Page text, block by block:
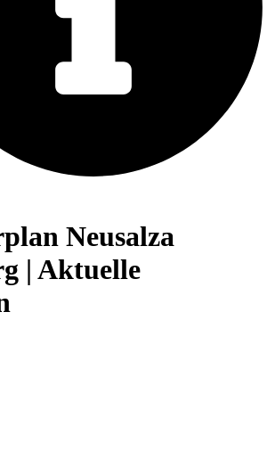
Neusalza
| Aktuelle